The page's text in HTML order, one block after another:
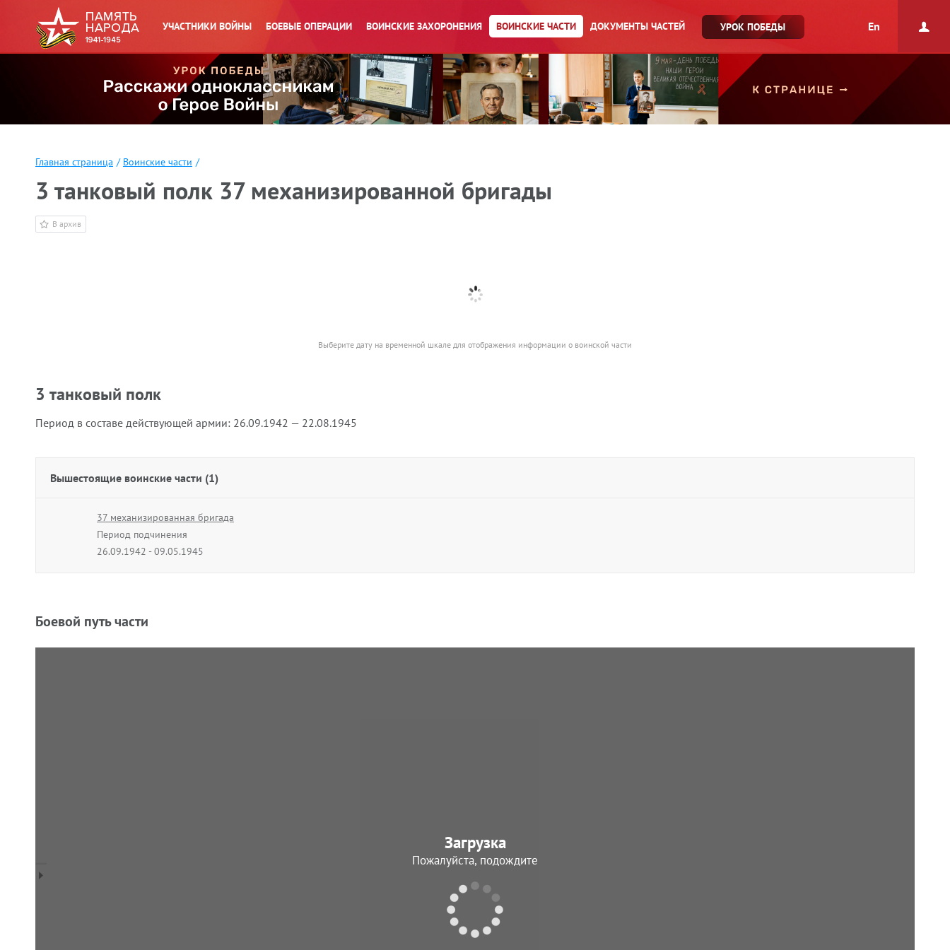
УЧАСТНИКИ ВОЙНЫ БОЕВЫЕ ОПЕРАЦИИ ВОИНСКИЕ ЗАХОРОНЕНИЯ ВОИНСКИЕ ЧАСТИ ДОКУМЕНТЫ ЧАСТЕЙ УРОК ПОБЕДЫ En
Главная страница / Воинские части /
3 танковый полк 37 механизированной бригады
В архив
Выберите дату на временной шкале для отображения информации о воинской части
3 танковый полк
Период в составе действующей армии: 26.09.1942 — 22.08.1945
Вышестоящие воинские части (1)
37 механизированная бригада
Период подчинения
26.09.1942 - 09.05.1945
Боевой путь части
Загрузка
Пожалуйста, подождите